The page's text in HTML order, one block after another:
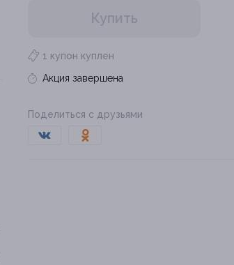
Купить
1 купон куплен
Акция завершена
Поделиться с друзьями